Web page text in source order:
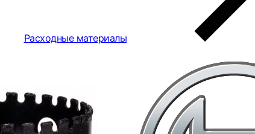
Расходные материалы